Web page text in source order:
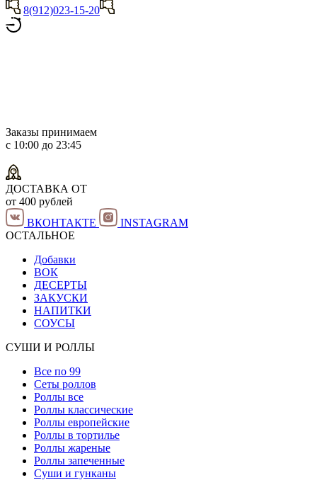
8(912)023-15-20
Заказы принимаем
с 10:00 до 23:45
ДОСТАВКА ОТ
от 400 рублей
ВКОНТАКТЕ
INSTAGRAM
ОСТАЛЬНОЕ
Добавки
ВОК
ДЕСЕРТЫ
ЗАКУСКИ
НАПИТКИ
СОУСЫ
СУШИ И РОЛЛЫ
Все по 99
Сеты роллов
Роллы все
Роллы классические
Роллы европейские
Роллы в тортилье
Роллы жареные
Роллы запеченные
Суши и гунканы